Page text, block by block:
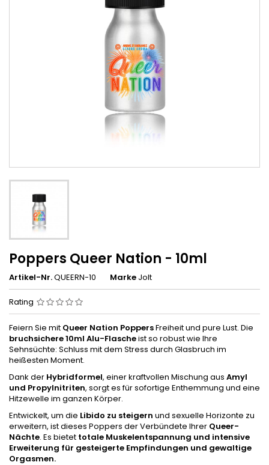
Poppers Queer Nation - 10ml
Artikel-Nr.QUEERN-10 Marke Jolt
Rating
Feiern Sie mit Queer Nation PoppersFreiheit und pure Lust. Die
bruchsichere 10ml Alu-Flascheist so robust wie Ihre
Sehnsüchte: Schluss mit dem Stress durch Glasbruch im
heißesten Moment.
Dank der Hybridformel, einer kraftvollen Mischung aus Amyl
und Propylnitriten, sorgt es für sofortige Enthemmung und eine
Hitzewelle im ganzen Körper.
Entwickelt, um die Libido zu steigern und sexuelle Horizonte zu
erweitern, ist dieses Poppers der Verbündete Ihrer Queer-
Nächte. Es bietet totale Muskelentspannung und intensive
Erweiterung für gesteigerte Empfindungen und gewaltige
Orgasmen.